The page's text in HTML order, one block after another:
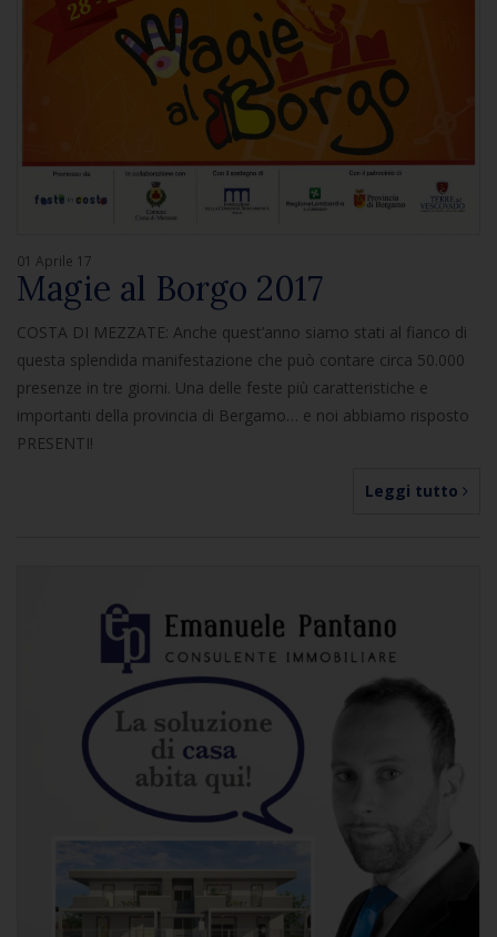
01 Aprile 17
Magie al Borgo 2017
COSTA DI MEZZATE: Anche quest’anno siamo stati al fianco di
questa splendida manifestazione che può contare circa 50.000
presenze in tre giorni. Una delle feste più caratteristiche e
importanti della provincia di Bergamo… e noi abbiamo risposto
PRESENTI!
Leggi tutto